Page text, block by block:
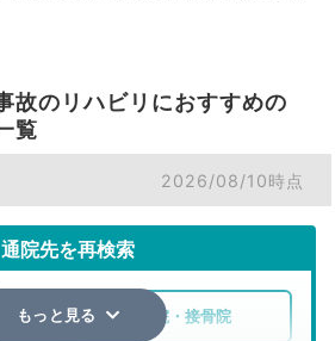
故のリハビリにおすすめの
覧
2026/08/10時点
通院先を再検索
整骨院・接骨院
もっと見る